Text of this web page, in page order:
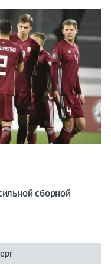
сборной